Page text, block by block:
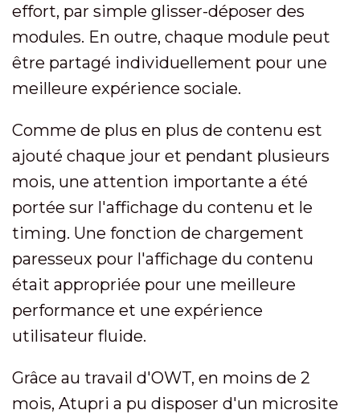
effort, par simple glisser-déposer des
modules. En outre, chaque module peut
être partagé individuellement pour une
meilleure expérience sociale.
Comme de plus en plus de contenu est
ajouté chaque jour et pendant plusieurs
mois, une attention importante a été
portée sur l'affichage du contenu et le
timing. Une fonction de chargement
paresseux pour l'affichage du contenu
était appropriée pour une meilleure
performance et une expérience
utilisateur fluide.
Grâce au travail d'OWT, en moins de 2
mois, Atupri a pu disposer d'un microsite